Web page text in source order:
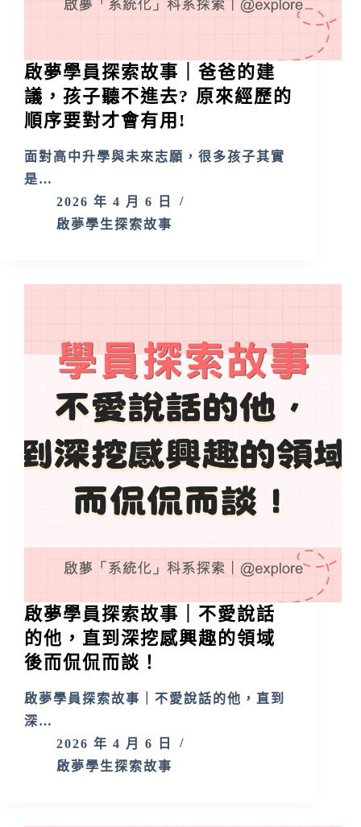
啟夢學員探索故事｜爸爸的建
議，孩子聽不進去? 原來經歷的
順序要對才會有用!
面對高中升學與未來志願，很多孩子其實
是…
2026 年 4 月 6 日
啟夢學生探索故事
啟夢學員探索故事｜不愛說話
的他，直到深挖感興趣的領域
後而侃侃而談！
啟夢學員探索故事｜不愛說話的他，直到
深…
2026 年 4 月 6 日
啟夢學生探索故事